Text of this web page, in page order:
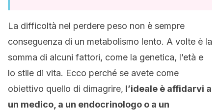
La difficoltà nel perdere peso non è sempre
conseguenza di un metabolismo lento. A volte è la
somma di alcuni fattori, come la genetica, l’età e
lo stile di vita. Ecco perché se avete come
obiettivo quello di dimagrire, l’ideale è affidarvi a
un medico, a un endocrinologo o a un